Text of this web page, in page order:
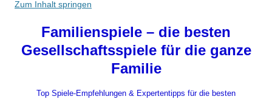
Zum Inhalt springen
Familienspiele – die besten
Gesellschaftsspiele für die ganze
Familie
Top Spiele-Empfehlungen & Expertentipps für die besten